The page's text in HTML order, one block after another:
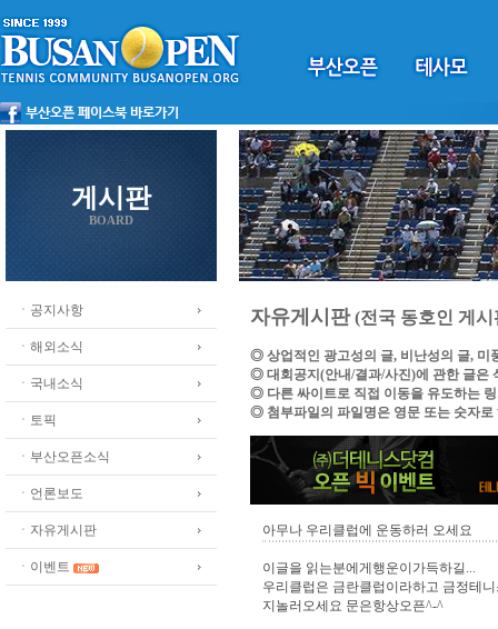
게시판
BOARD
ㆍ공지사항
ㆍ해외소식
ㆍ국내소식
ㆍ토픽
ㆍ부산오픈소식
ㆍ언론보도
ㆍ자유게시판
ㆍ이벤트
자유게시판(전국 동호인 게시
◎ 상업적인 광고성의 글, 비난성의 글, 미
◎ 대회공지(안내/결과/사진)에 관한 글은
◎ 다른 싸이트로 직접 이동을 유도하는
◎ 첨부파일의 파일명은 영문 또는 숫자로
아무나 우리클럽에 운동하러 오세요
이글을 읽는분에게행운이가득하길...
우리클럽은 금란클럽이라하고 금정테
지놀러오세요 문은항상오픈^-^